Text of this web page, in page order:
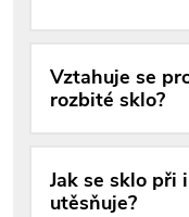
Vztahuje se
rozbité sklo?
Jak se sklo při
utěsňuje?